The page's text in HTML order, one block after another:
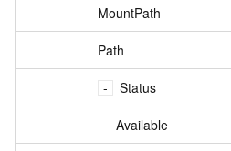
MountPath
Path
Status
Available